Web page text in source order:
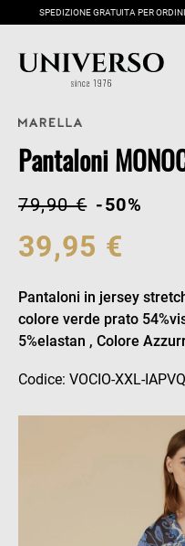
SPEDIZIONE GRATUITA PER
Pantaloni
79,90 € -50%
39,95 €
Pantaloni in jersey
colore verde prato
5%elastan , Colore
Codice: VOCIO-XXL-IAPVQ